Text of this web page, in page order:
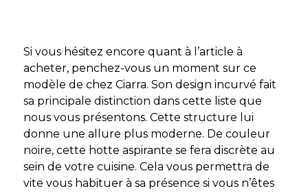
Si vous hésitez encore quant à l’article à
acheter, penchez-vous un moment sur ce
modèle de chez Ciarra. Son design incurvé fait
sa principale distinction dans cette liste que
nous vous présentons. Cette structure lui
donne une allure plus moderne. De couleur
noire, cette hotte aspirante se fera discrète au
sein de votre cuisine. Cela vous permettra de
vite vous habituer à sa présence si vous n’êtes